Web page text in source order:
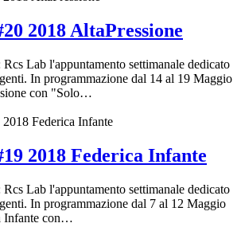
2018 AltaPressione
Lab l'appuntamento settimanale dedicato
In programmazione dal 14 al 19 Maggio
con "Solo…
2018 Federica Infante
Lab l'appuntamento settimanale dedicato
In programmazione dal 7 al 12 Maggio
con…